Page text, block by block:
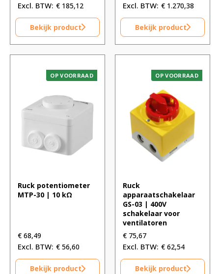
€ 185,12
Bekijk product
€ 1.270,38
Bekijk product
OP VOORRAAD
Ruck potentiometer
MTP-30 | 10 kΩ
€ 68,49
€ 56,60
Bekijk product
OP VOORRAAD
Ruck
apparaatschakelaar
GS-03 | 400V
schakelaar voor
ventilatoren
€ 75,67
€ 62,54
Bekijk product